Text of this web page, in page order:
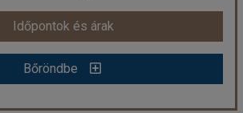
Időpontok és árak
Bőröndbe
Időpontok és árak
Bőröndbe